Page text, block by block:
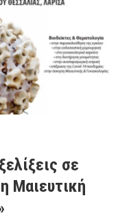
σε
Μαιευτική